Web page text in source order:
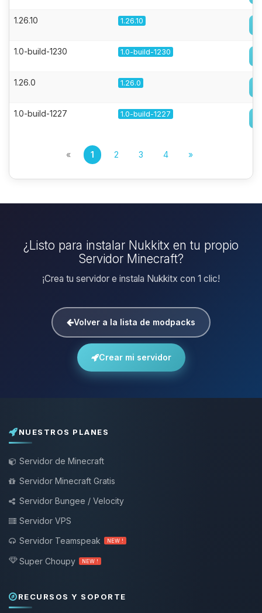
1.26.10 1.26.10
1.0-build-1230 1.0-build-1230
1.26.0 1.26.0
1.0-build-1227 1.0-build-1227
« 1 2 3 4 »
¿Listo para instalar Nukkitx en tu propio
Servidor Minecraft?
¡Crea tu servidor e instala Nukkitx con 1 clic!
Volver a la lista de modpacks
Crear mi servidor
NUESTROS PLANES
Servidor de Minecraft
Servidor Minecraft Gratis
Servidor Bungee / Velocity
Servidor VPS
Servidor Teamspeak
NEW !
Super Choupy NEW !
RECURSOS Y SOPORTE